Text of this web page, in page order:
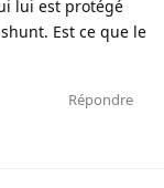
lui est protégé
Est ce que le
Répondre